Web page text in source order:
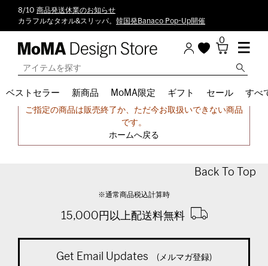
8/10 商品発送休業のお知らせ
カラフルなタオル&スリッパ。 韓国発Banaco Pop-Up開催
0
ベストセラー 新商品 MoMA限定 ギフト セール すべ
申し訳ございません。
ご指定の商品は販売終了か、ただ今お取扱いできない商品
です。
ホームへ戻る
Back To Top
※通常商品税込計算時
15,000円以上配送料無料
Get Email Updates (メルマガ登録)